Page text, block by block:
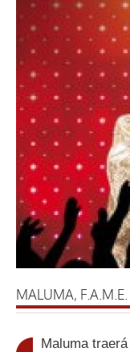
MALUMA,
Maluma